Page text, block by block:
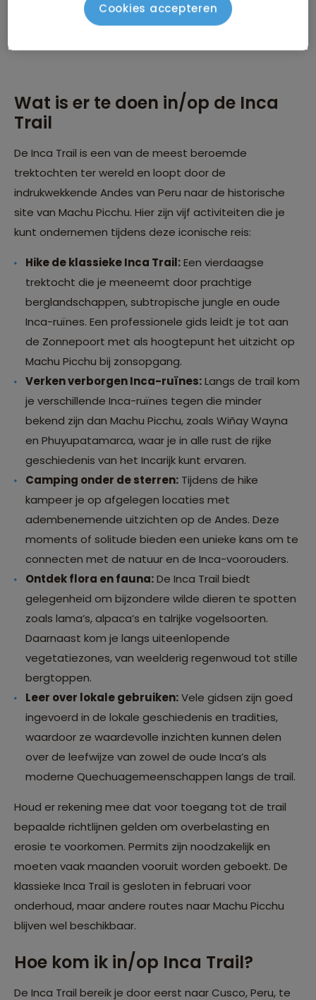
Wat is er te doen in/op de Inca
Trail
De Inca Trail is een van de meest beroemde
trektochten ter wereld en loopt door de
indrukwekkende Andes van Peru naar de historische
site van Machu Picchu. Hier zijn vijf activiteiten die je
kunt ondernemen tijdens deze iconische reis:
Hike de klassieke Inca Trail:Een vierdaagse
trektocht die je meeneemt door prachtige
berglandschappen, subtropische jungle en oude
Inca-ruïnes. Een professionele gids leidt je tot aan
de Zonnepoort met als hoogtepunt het uitzicht op
Machu Picchu bij zonsopgang.
Verken verborgen Inca-ruïnes:Langs de trail kom
je verschillende Inca-ruïnes tegen die minder
bekend zijn dan Machu Picchu, zoals Wiñay Wayna
en Phuyupatamarca, waar je in alle rust de rijke
geschiedenis van het Incarijk kunt ervaren.
Camping onder de sterren: Tijdens de hike
kampeer je op afgelegen locaties met
adembenemende uitzichten op de Andes. Deze
moments of solitude bieden een unieke kans om te
connecten met de natuur en de Inca-voorouders.
Ontdek flora en fauna:De Inca Trail biedt
gelegenheid om bijzondere wilde dieren te spotten
zoals lama’s, alpaca’s en talrijke vogelsoorten.
Daarnaast kom je langs uiteenlopende
vegetatiezones, van weelderig regenwoud tot stille
bergtoppen.
Leer over lokale gebruiken:Vele gidsen zijn goed
ingevoerd in de lokale geschiedenis en tradities,
waardoor ze waardevolle inzichten kunnen delen
over de leefwijze van zowel de oude Inca’s als
moderne Quechuagemeenschappen langs de trail.
Houd er rekening mee dat voor toegang tot de trail
bepaalde richtlijnen gelden om overbelasting en
erosie te voorkomen. Permits zijn noodzakelijk en
moeten vaak maanden vooruit worden geboekt. De
klassieke Inca Trail is gesloten in februari voor
onderhoud, maar andere routes naar Machu Picchu
blijven wel beschikbaar.
Hoe kom ik in/op Inca Trail?
De Inca Trail bereik je door eerst naar Cusco, Peru, te
Cookies accepteren